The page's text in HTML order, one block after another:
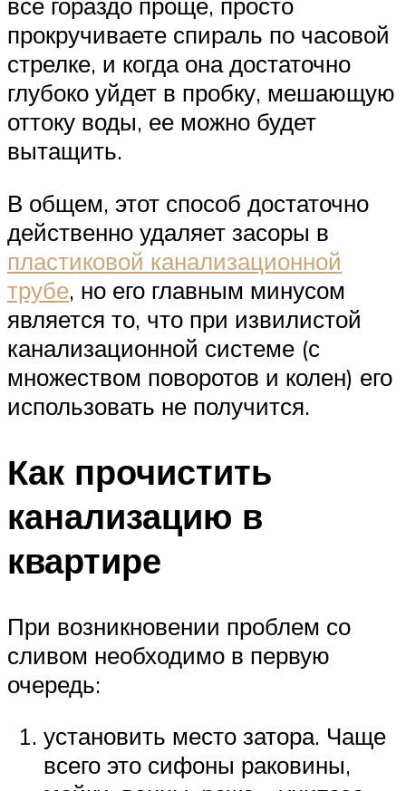
прокручиваете спираль по часовой
стрелке, и когда она достаточно
глубоко уйдет в пробку, мешающую
оттоку воды, ее можно будет
вытащить.
В общем, этот способ достаточно
действенно удаляет засоры в
пластиковой канализационной
трубе, но его главным минусом
является то, что при извилистой
канализационной системе (с
множеством поворотов и колен) его
использовать не получится.
Как прочистить
канализацию в
квартире
При возникновении проблем со
сливом необходимо в первую
очередь:
установить место затора. Чаще
всего это сифоны раковины,